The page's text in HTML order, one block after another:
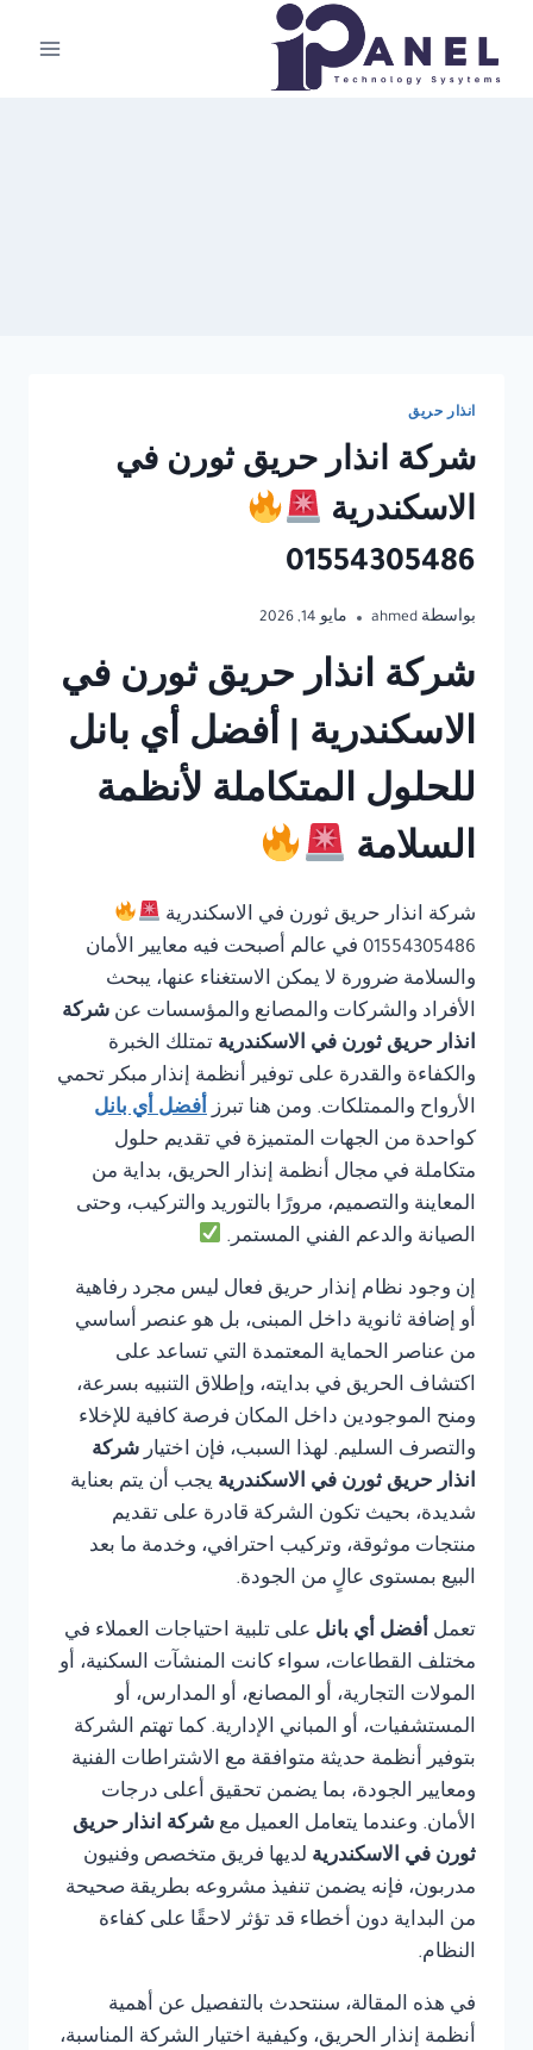
المحتوى
انذار حريق
شركة انذار حريق ثورن في
الاسكندرية
01554305486
بواسطة ahmed مايو 14, 2026
شركة انذار حريق ثورن في
الاسكندرية | أفضل أي بانل
للحلول المتكاملة لأنظمة
السلامة
شركة انذار حريق ثورن في الاسكندرية
01554305486 في عالم أصبحت فيه معايير الأمان
والسلامة ضرورة لا يمكن الاستغناء عنها، يبحث
الأفراد والشركات والمصانع والمؤسسات عن شركة
انذار حريق ثورن في الاسكندرية تمتلك الخبرة
والكفاءة والقدرة على توفير أنظمة إنذار مبكر تحمي
الأرواح والممتلكات. ومن هنا تبرز أفضل أي بانل
كواحدة من الجهات المتميزة في تقديم حلول
متكاملة في مجال أنظمة إنذار الحريق، بداية من
المعاينة والتصميم، مرورًا بالتوريد والتركيب، وحتى
الصيانة والدعم الفني المستمر.
إن وجود نظام إنذار حريق فعال ليس مجرد رفاهية
أو إضافة ثانوية داخل المبنى، بل هو عنصر أساسي
من عناصر الحماية المعتمدة التي تساعد على
اكتشاف الحريق في بدايته، وإطلاق التنبيه بسرعة،
ومنح الموجودين داخل المكان فرصة كافية للإخلاء
والتصرف السليم. لهذا السبب، فإن اختيار شركة
انذار حريق ثورن في الاسكندرية يجب أن يتم بعناية
شديدة، بحيث تكون الشركة قادرة على تقديم
منتجات موثوقة، وتركيب احترافي، وخدمة ما بعد
البيع بمستوى عالٍ من الجودة.
تعمل أفضل أي بانل على تلبية احتياجات العملاء في
مختلف القطاعات، سواء كانت المنشآت السكنية، أو
المولات التجارية، أو المصانع، أو المدارس، أو
المستشفيات، أو المباني الإدارية. كما تهتم الشركة
بتوفير أنظمة حديثة متوافقة مع الاشتراطات الفنية
ومعايير الجودة، بما يضمن تحقيق أعلى درجات
الأمان. وعندما يتعامل العميل مع شركة انذار حريق
ثورن في الاسكندرية لديها فريق متخصص وفنيون
مدربون، فإنه يضمن تنفيذ مشروعه بطريقة صحيحة
من البداية دون أخطاء قد تؤثر لاحقًا على كفاءة
النظام.
في هذه المقالة، سنتحدث بالتفصيل عن أهمية
أنظمة إنذار الحريق، وكيفية اختيار الشركة المناسبة،